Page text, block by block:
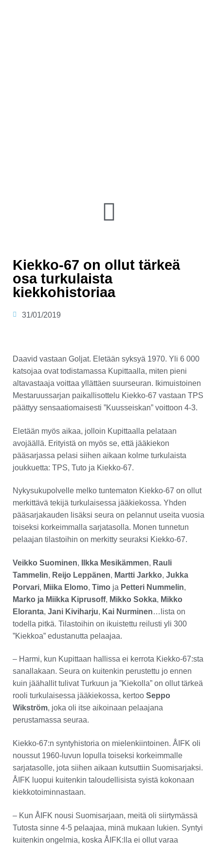
Kiekko-67 on ollut tärkeä
osa turkulaista
kiekkohistoriaa
31/01/2019
Daavid vastaan Goljat. Eletään syksyä 1970. Yli 6 000
katsojaa ovat todistamassa Kupittaalla, miten pieni
altavastaaja voittaa yllättäen suurseuran. Ikimuistoinen
Mestaruussarjan paikallisottelu Kiekko-67 vastaan TPS
päättyy sensaatiomaisesti ”Kuusseiskan” voittoon 4-3.
Eletään myös aikaa, jolloin Kupittaalla pelataan
avojäällä. Erityistä on myös se, että jääkiekon
pääsarjassa pelasi siihen aikaan kolme turkulaista
joukkuetta: TPS, Tuto ja Kiekko-67.
Nykysukupolvelle melko tuntematon Kiekko-67 on ollut
merkittävä tekijä turkulaisessa jääkiekossa. Yhden
pääsarjakauden lisäksi seura on pelannut useita vuosia
toiseksi korkeimmalla sarjatasolla. Monen tunnetun
pelaajan tilastoihin on merkitty seuraksi Kiekko-67.
Veikko Suominen, Ilkka Mesikämmen, Rauli
Tammelin, Reijo Leppänen, Martti Jarkko, Jukka
Porvari, Miika Elomo, Timo ja Petteri Nummelin,
Marko ja Miikka Kiprusoff, Mikko Sokka, Mikko
Eloranta, Jani Kiviharju, Kai Nurminen…lista on
todella pitkä. Tilastoihin on ikuistettu reilusti yli 300
”Kiekkoa” edustanutta pelaajaa.
– Harmi, kun Kupittaan hallissa ei kerrota Kiekko-67:sta
sanallakaan. Seura on kuitenkin perustettu jo ennen
kuin jäähallit tulivat Turkuun ja ”Kiekolla” on ollut tärkeä
rooli turkulaisessa jääkiekossa, kertoo Seppo
Wikström, joka oli itse aikoinaan pelaajana
perustamassa seuraa.
Kiekko-67:n syntyhistoria on mielenkiintoinen. ÅIFK oli
noussut 1960-luvun lopulla toiseksi korkeimmalle
sarjatasolle, jota siihen aikaan kutsuttiin Suomisarjaksi.
ÅIFK luopui kuitenkin taloudellisista syistä kokonaan
kiekkotoiminnastaan.
– Kun ÅIFK nousi Suomisarjaan, meitä oli siirtymässä
Tutosta sinne 4-5 pelaajaa, minä mukaan lukien. Syntyi
kuitenkin ongelmia, koska ÅIFK:lla ei ollut varaa